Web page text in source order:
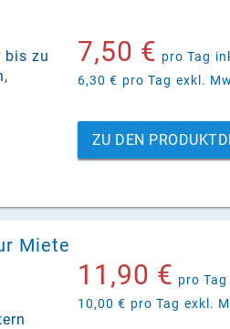
bis zu
7,50 € pro Tag
6,30 € pro Tag exkl.
ZU DEN
Miete
11,90 € pro Tag
10,00 € pro Tag exkl.